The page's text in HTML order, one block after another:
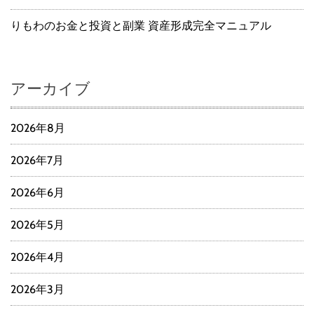
りもわのお金と投資と副業 資産形成完全マニュアル
アーカイブ
2026年8月
2026年7月
2026年6月
2026年5月
2026年4月
2026年3月